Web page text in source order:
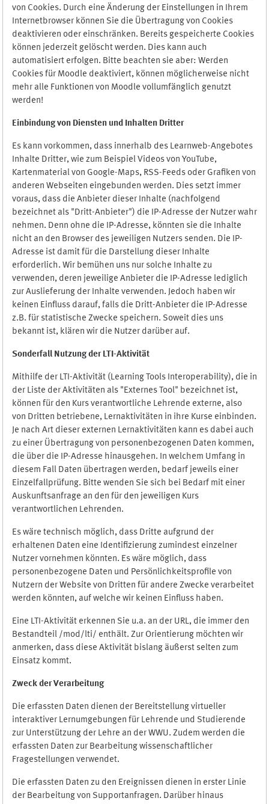
von Cookies. Durch eine Änderung der Einstellungen in Ihrem
Internetbrowser können Sie die Übertragung von Cookies
deaktivieren oder einschränken. Bereits gespeicherte Cookies
können jederzeit gelöscht werden. Dies kann auch
automatisiert erfolgen. Bitte beachten sie aber: Werden
Cookies für Moodle deaktiviert, können möglicherweise nicht
mehr alle Funktionen von Moodle vollumfänglich genutzt
werden!
Einbindung von Diensten und Inhalten Dritter
Es kann vorkommen, dass innerhalb des Learnweb-Angebotes
Inhalte Dritter, wie zum Beispiel Videos von YouTube,
Kartenmaterial von Google-Maps, RSS-Feeds oder Grafiken von
anderen Webseiten eingebunden werden. Dies setzt immer
voraus, dass die Anbieter dieser Inhalte (nachfolgend
bezeichnet als "Dritt-Anbieter") die IP-Adresse der Nutzer wahr
nehmen. Denn ohne die IP-Adresse, könnten sie die Inhalte
nicht an den Browser des jeweiligen Nutzers senden. Die IP-
Adresse ist damit für die Darstellung dieser Inhalte
erforderlich. Wir bemühen uns nur solche Inhalte zu
verwenden, deren jeweilige Anbieter die IP-Adresse lediglich
zur Auslieferung der Inhalte verwenden. Jedoch haben wir
keinen Einfluss darauf, falls die Dritt-Anbieter die IP-Adresse
z.B. für statistische Zwecke speichern. Soweit dies uns
bekannt ist, klären wir die Nutzer darüber auf.
Sonderfall Nutzung der LTI-Aktivität
Mithilfe der LTI-Aktivität (Learning Tools Interoperability), die in
der Liste der Aktivitäten als "Externes Tool" bezeichnet ist,
können für den Kurs verantwortliche Lehrende externe, also
von Dritten betriebene, Lernaktivitäten in ihre Kurse einbinden.
Je nach Art dieser externen Lernaktivitäten kann es dabei auch
zu einer Übertragung von personenbezogenen Daten kommen,
die über die IP-Adresse hinausgehen. In welchem Umfang in
diesem Fall Daten übertragen werden, bedarf jeweils einer
Einzelfallprüfung. Bitte wenden Sie sich bei Bedarf mit einer
Auskunftsanfrage an den für den jeweiligen Kurs
verantwortlichen Lehrenden.
Es wäre technisch möglich, dass Dritte aufgrund der
erhaltenen Daten eine Identifizierung zumindest einzelner
Nutzer vornehmen könnten. Es wäre möglich, dass
personenbezogene Daten und Persönlichkeitsprofile von
Nutzern der Website von Dritten für andere Zwecke verarbeitet
werden könnten, auf welche wir keinen Einfluss haben.
Eine LTI-Aktivität erkennen Sie u.a. an der URL, die immer den
Bestandteil /mod/lti/ enthält. Zur Orientierung möchten wir
anmerken, dass diese Aktivität bislang äußerst selten zum
Einsatz kommt.
Zweck der Verarbeitung
Die erfassten Daten dienen der Bereitstellung virtueller
interaktiver Lernumgebungen für Lehrende und Studierende
zur Unterstützung der Lehre an der WWU. Zudem werden die
erfassten Daten zur Bearbeitung wissenschaftlicher
Fragestellungen verwendet.
Die erfassten Daten zu den Ereignissen dienen in erster Linie
der Bearbeitung von Supportanfragen. Darüber hinaus